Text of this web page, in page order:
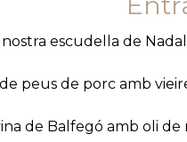
nostra escudella de
peus de porc amb
de Balfegó amb oli de